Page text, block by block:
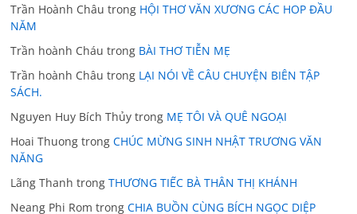
Trần Hoành Châu trong HỘI THƠ VĂN XƯƠNG CÁC HOP ĐẦU
NĂM
Trần hoành Cháu trong BÀI THƠ TIỄN MẸ
Trần hoành Châu trong LẠI NÓI VỀ CÂU CHUYỆN BIÊN TẬP
SÁCH.
Nguyen Huy Bích Thủy trong MẸ TÔI VÀ QUÊ NGOẠI
Hoai Thuong trongCHÚC MỪNG SINH NHẬT TRƯƠNG VĂN
NĂNG
Lãng Thanh trongTHƯƠNG TIẾC BÀ THÂN THỊ KHÁNH
Neang Phi Rom trongCHIA BUỒN CÙNG BÍCH NGỌC DIỆP